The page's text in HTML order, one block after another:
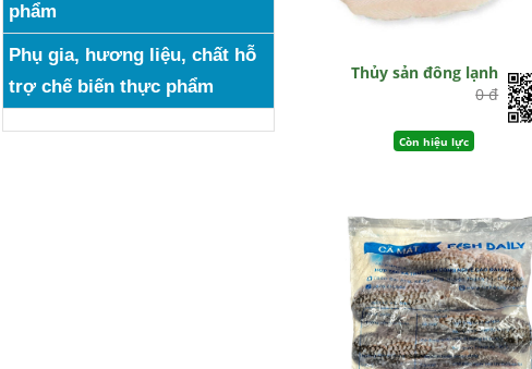
phẩm
Phụ gia, hương liệu, chất hỗ
trợ chế biến thực phẩm
Thủy sản đông lạnh
0 đ
Còn hiệu lực